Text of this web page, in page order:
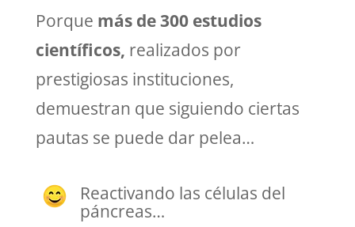
Porque más de 300 estudios
científicos, realizados por
prestigiosas instituciones,
demuestran que siguiendo ciertas
pautas se puede dar pelea…
Reactivando las células del
páncreas…